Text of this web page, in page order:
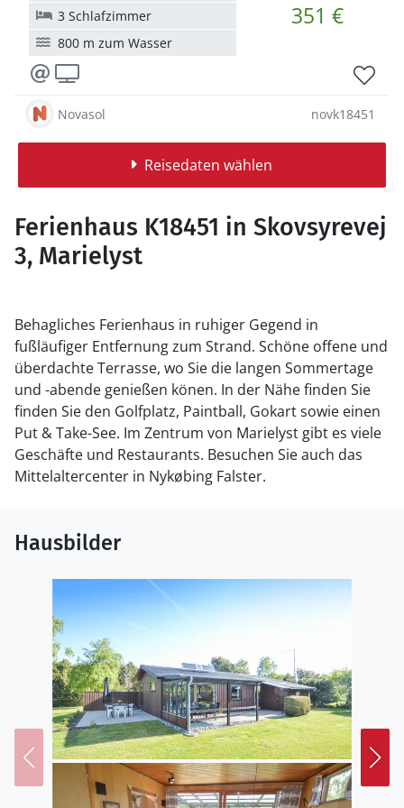
351 €
3 Schlafzimmer
800 m zum Wasser
Novasol novk18451
Reisedaten wählen
Ferienhaus K18451 in Skovsyrevej
3, Marielyst
Behagliches Ferienhaus in ruhiger Gegend in
fußläufiger Entfernung zum Strand. Schöne offene und
überdachte Terrasse, wo Sie die langen Sommertage
und -abende genießen könen. In der Nähe finden Sie
finden Sie den Golfplatz, Paintball, Gokart sowie einen
Put & Take-See. Im Zentrum von Marielyst gibt es viele
Geschäfte und Restaurants. Besuchen Sie auch das
Mittelaltercenter in Nykøbing Falster.
Hausbilder